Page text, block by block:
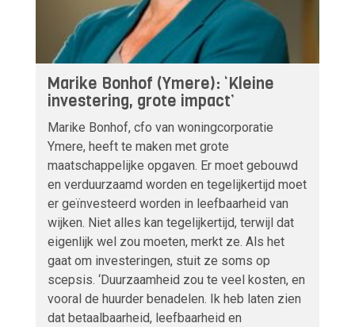
Marike Bonhof (Ymere): ‘Kleine
investering, grote impact’
Marike Bonhof, cfo van woningcorporatie
Ymere, heeft te maken met grote
maatschappelijke opgaven. Er moet gebouwd
en verduurzaamd worden en tegelijkertijd moet
er geïnvesteerd worden in leefbaarheid van
wijken. Niet alles kan tegelijkertijd, terwijl dat
eigenlijk wel zou moeten, merkt ze. Als het
gaat om investeringen, stuit ze soms op
scepsis. ‘Duurzaamheid zou te veel kosten, en
vooral de huurder benadelen. Ik heb laten zien
dat betaalbaarheid, leefbaarheid en